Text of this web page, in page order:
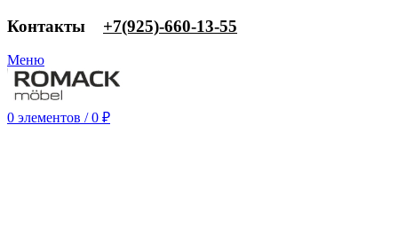
Контакты ‎+7(925)-660-13-55
Меню
0 элементов / 0 ₽